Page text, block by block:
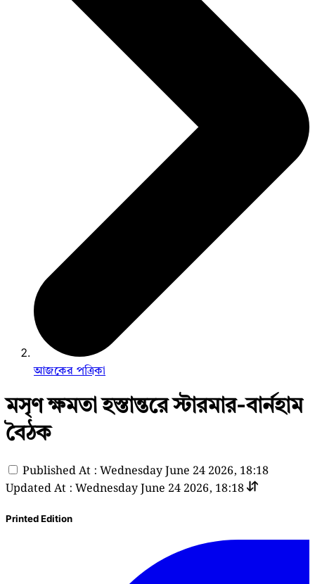
আজকের পত্রিকা
মসৃণ ক্ষমতা হস্তান্তরে স্টারমার-বার্নহাম
বৈঠক
Published At : Wednesday June 24 2026, 18:18
Updated At : Wednesday June 24 2026, 18:18
Printed Edition